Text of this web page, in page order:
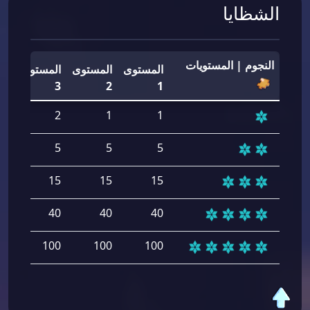
الشظايا
النجوم | المستويات
المستوى
1
المستوى
2
المستوى
3
1
1
2
5
5
5
15
15
15
40
40
40
100
100
100